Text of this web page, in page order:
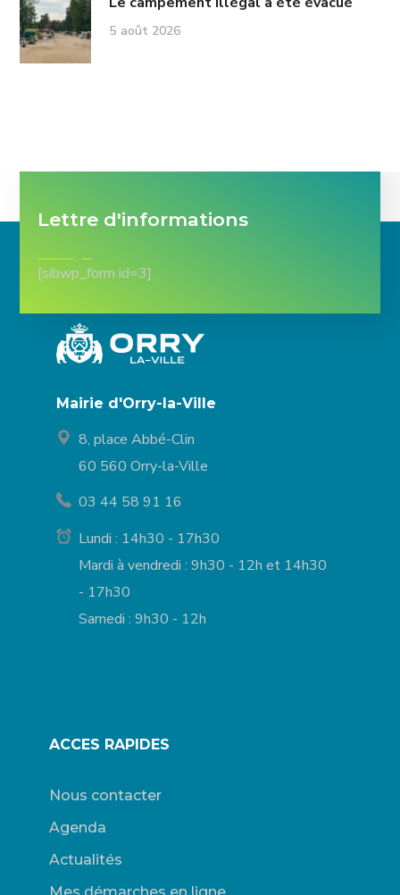
5 août 2026
Lettre d'informations
[sibwp_form id=3]
Mairie d'Orry-la-Ville
8, place Abbé-Clin
60 560 Orry-la-Ville
03 44 58 91 16
Lundi : 14h30 - 17h30
Mardi à vendredi : 9h30 - 12h et 14h30
- 17h30
Samedi : 9h30 - 12h
ACCES RAPIDES
Nous contacter
Agenda
Actualités